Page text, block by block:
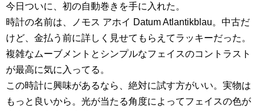
今日ついに、初の自動巻きを手に入れた。
時計の名前は、ノモス アホイ Datum Atlantikblau。中古だ
けど、金払う前に詳しく見せてもらえてラッキーだった。
複雑なムーブメントとシンプルなフェイスのコントラスト
が最高に気に入ってる。
この時計に興味があるなら、絶対に試す方がいい。実物は
もっと良いから。光が当たる角度によってフェイスの色が